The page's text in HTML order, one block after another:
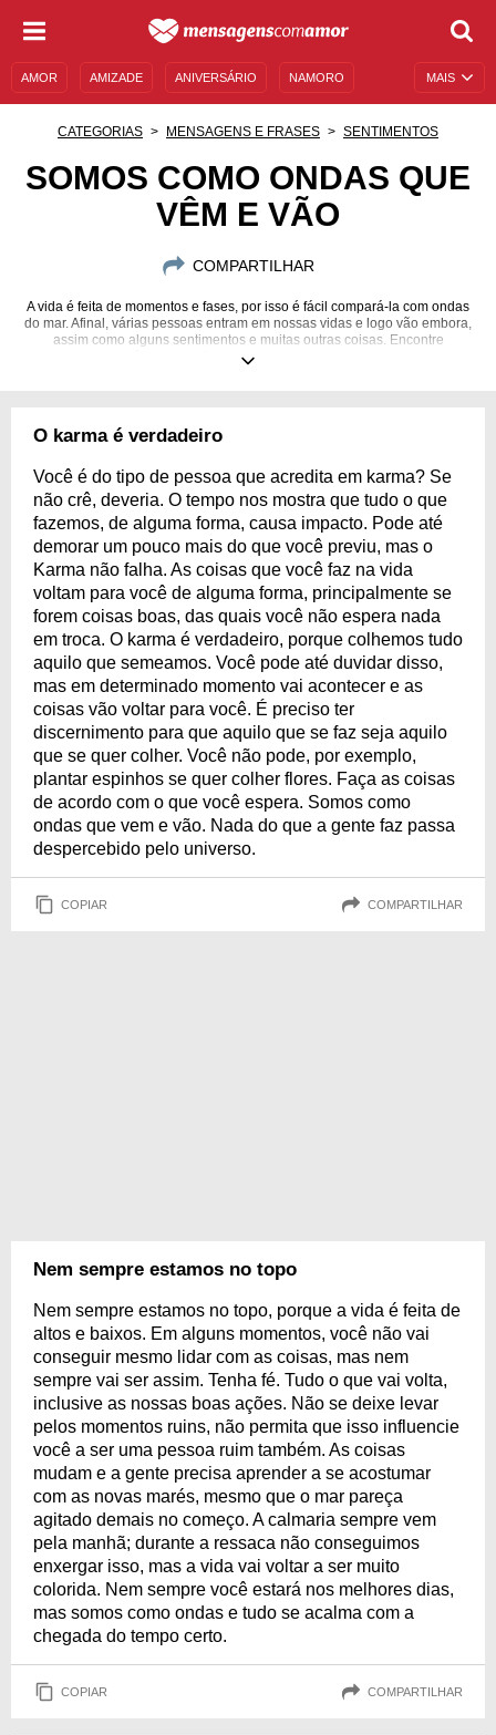
MAIS
AMOR AMIZADE ANIVERSÁRIO NAMORO
MENSAGENS E FRASES MENSAGENS DE ANIVERSÁRIO
CATEGORIAS MENSAGENS E FRASES SENTIMENTOS
SOMOS COMO ONDAS QUE
VÊM E VÃO
COMPARTILHAR
A vida é feita de momentos e fases, por isso é fácil compará-la com ondas
do mar. Afinal, várias pessoas entram em nossas vidas e logo vão embora,
assim como alguns sentimentos e muitas outras coisas. Encontre
inspirações para refletir sobre esse vai e vem da vida!
O karma é verdadeiro
Você é do tipo de pessoa que acredita em karma? Se
não crê, deveria. O tempo nos mostra que tudo o que
fazemos, de alguma forma, causa impacto. Pode até
demorar um pouco mais do que você previu, mas o
Karma não falha. As coisas que você faz na vida
voltam para você de alguma forma, principalmente se
forem coisas boas, das quais você não espera nada
em troca. O karma é verdadeiro, porque colhemos tudo
aquilo que semeamos. Você pode até duvidar disso,
mas em determinado momento vai acontecer e as
coisas vão voltar para você. É preciso ter
discernimento para que aquilo que se faz seja aquilo
que se quer colher. Você não pode, por exemplo,
plantar espinhos se quer colher flores. Faça as coisas
de acordo com o que você espera. Somos como
ondas que vem e vão. Nada do que a gente faz passa
despercebido pelo universo.
COPIAR COMPARTILHAR
Nem sempre estamos no topo
Nem sempre estamos no topo, porque a vida é feita de
altos e baixos. Em alguns momentos, você não vai
conseguir mesmo lidar com as coisas, mas nem
sempre vai ser assim. Tenha fé. Tudo o que vai volta,
inclusive as nossas boas ações. Não se deixe levar
pelos momentos ruins, não permita que isso influencie
você a ser uma pessoa ruim também. As coisas
mudam e a gente precisa aprender a se acostumar
com as novas marés, mesmo que o mar pareça
agitado demais no começo. A calmaria sempre vem
pela manhã; durante a ressaca não conseguimos
enxergar isso, mas a vida vai voltar a ser muito
colorida. Nem sempre você estará nos melhores dias,
mas somos como ondas e tudo se acalma com a
chegada do tempo certo.
COPIAR COMPARTILHAR